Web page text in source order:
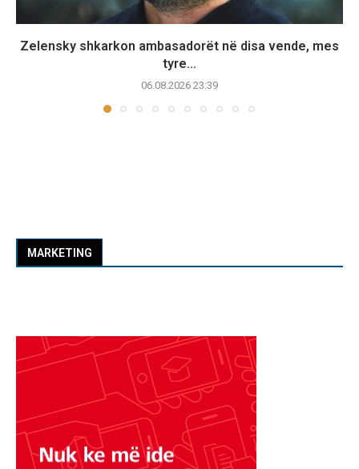
Zelensky shkarkon ambasadorët në disa vende, mes
tyre...
06.08.2026 23:39
MARKETING